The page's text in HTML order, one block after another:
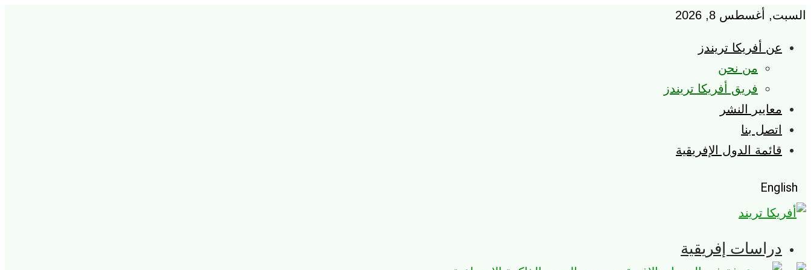
السبت, أغسطس 8, 2026
عن أفريكا تريندز
من نحن
فريق أفريكا تريندز
معايير النشر
اتصل بنا
قائمة الدول الإفريقية
English
دراسات إفريقية